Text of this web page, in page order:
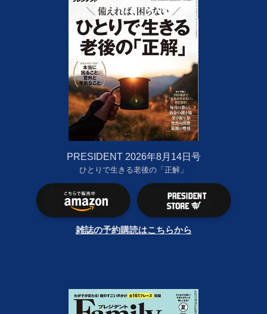
PRESIDENT 2026年8月14日号
ひとりで生きる老後の「正解」
雑誌の予約購読はこちらから